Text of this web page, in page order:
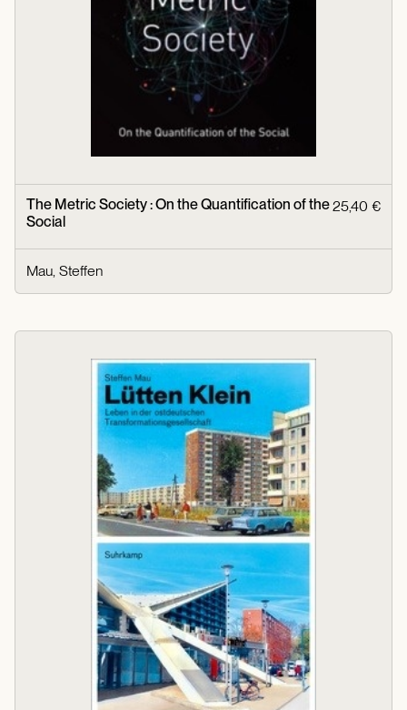
The Metric Society : On the Quantification of the
Social
25,40 €
Mau, Steffen